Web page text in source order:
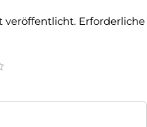
veröffentlicht. Erforderliche